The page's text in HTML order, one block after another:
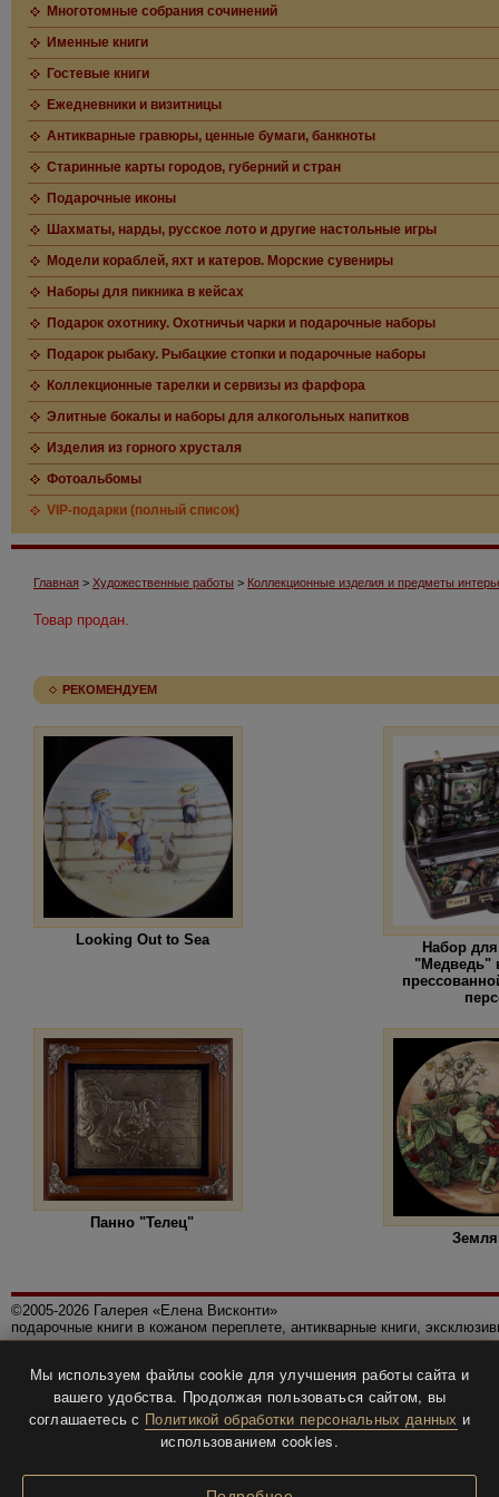
Многотомные собрания сочинений
Именные книги
Гостевые книги
Ежедневники и визитницы
Антикварные гравюры, ценные бумаги, банкноты
Старинные карты городов, губерний и стран
Подарочные иконы
Шахматы, нарды, русское лото и другие настольные игры
Модели кораблей, яхт и катеров. Морские сувениры
Наборы для пикника в кейсах
Подарок охотнику. Охотничьи чарки и подарочные наборы
Подарок рыбаку. Рыбацкие стопки и подарочные наборы
Коллекционные тарелки и сервизы из фарфора
Элитные бокалы и наборы для алкогольных напитков
Изделия из горного хрусталя
Фотоальбомы
VIP-подарки (полный список)
Главная > Художественные работы > Коллекционные изделия и предметы
Товар продан.
РЕКОМЕНДУЕМ
Looking Out to Sea
Набор
"Медведь"
Панно "Телец"
©2005-2026 Галерея «Елена Висконти»
подарочные книги в кожаном переплете, антикварные книги,
Политика конфиденциальности
Все права защищены.
Разработка и дизайнBTV-info.
Мы используем файлы cookie для улучшения работы сайта и
вашего удобства. Продолжая пользоваться сайтом, вы
соглашаетесь с Политикой обработки персональных данных и
использованием cookies.